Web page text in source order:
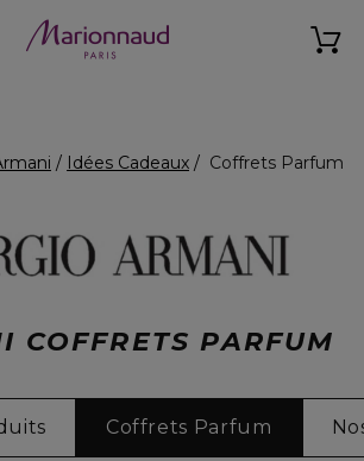
Idées Cadeaux Coffrets Parfum
COFFRETS PARFUM
Coffrets Parfum